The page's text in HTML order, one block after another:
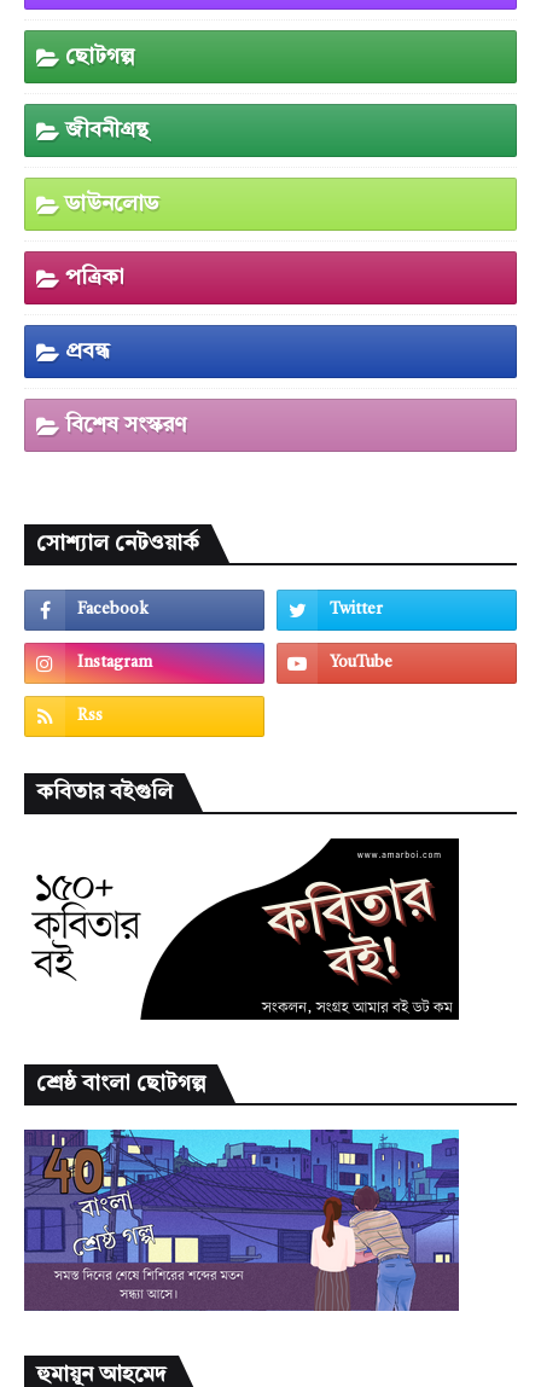
ছোটগল্প
জীবনীগ্রন্থ
ডাউনলোড
পত্রিকা
প্রবন্ধ
বিশেষ সংস্করণ
সোশ্যাল নেটওয়ার্ক
কবিতার বইগুলি
শ্রেষ্ঠ বাংলা ছোটগল্প
হুমায়ূন আহমেদ